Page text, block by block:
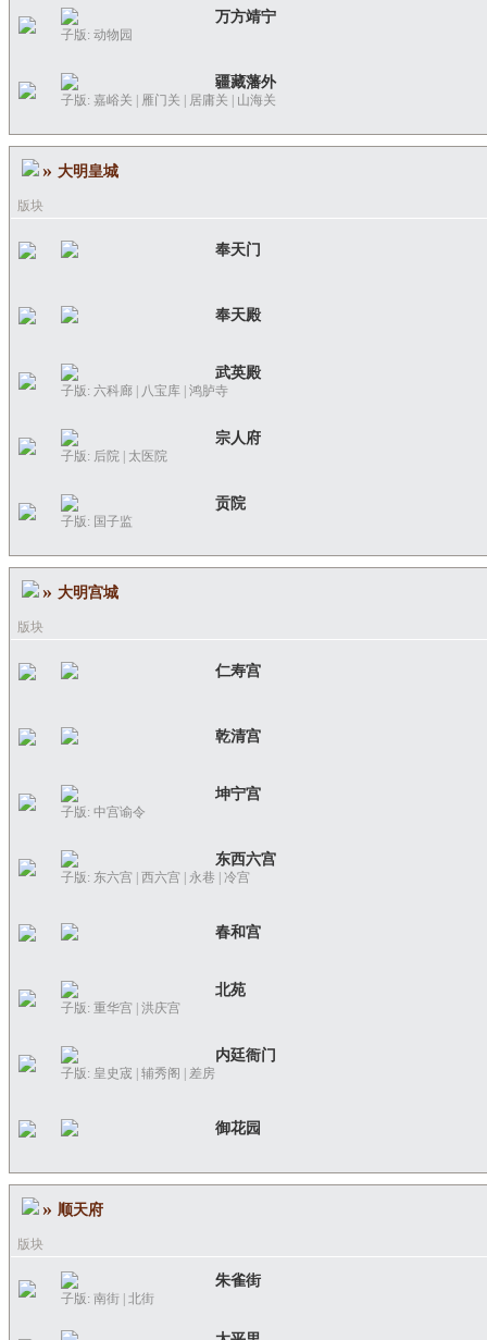
万方靖宁
子版: 动物园
疆藏藩外
子版: 嘉峪关 雁门关 居庸关 山海关
» 大明皇城
版块
奉天门
奉天殿
武英殿
子版: 六科廊 八宝库 |鸿胪寺
宗人府
子版: 后院 太医院
贡院
子版: 国子监
» 大明宫城
版块
仁寿宫
乾清宫
坤宁宫
子版: 中宫谕令
东西六宫
子版: 东六宫 |西六宫 永巷 |冷宫
春和宫
北苑
子版: 重华宫 |洪庆宫
内廷衙门
子版: 皇史宬 |辅秀阁 差房
御花园
» 顺天府
版块
朱雀街
子版: 南街 |北街